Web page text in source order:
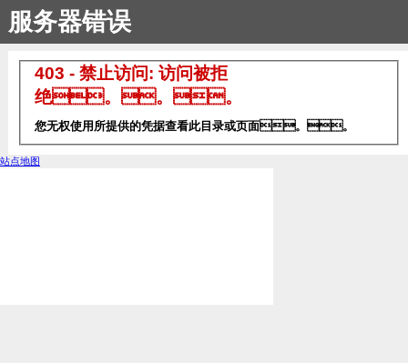
服务器错误
403 - 禁止访问: 访问被拒
绝。。。
您无权使用所提供的凭据查看此目录或页面。。
站点地图